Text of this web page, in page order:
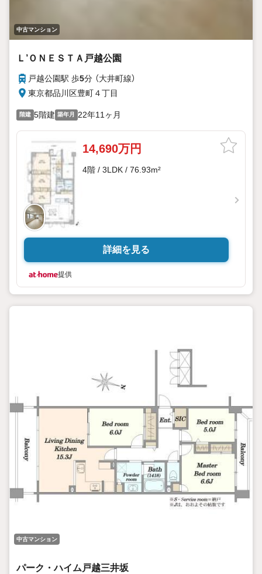
中古マンション
Ｌ’ＯＮＥＳＴＡ戸越公園
戸越公園駅 歩5分 （大井町線）
東京都品川区豊町４丁目
階建 5階建 築年月 22年11ヶ月
14,690万円
4階 / 3LDK / 76.93m²
詳細を見る
提供
中古マンション
パーク・ハイム戸越三井坂